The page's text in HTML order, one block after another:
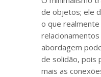
de objetos; ele
o que
abordagem
de solidão, pois
mais as